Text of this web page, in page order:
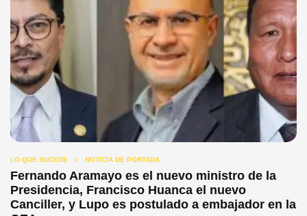
LO QUE SUCEDE NOTICIA DE PORTADA
Fernando Aramayo es el nuevo ministro de la
Presidencia, Francisco Huanca el nuevo
Canciller, y Lupo es postulado a embajador en la